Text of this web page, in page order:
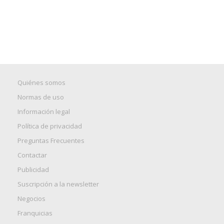
Quiénes somos
Normas de uso
Información legal
Política de privacidad
Preguntas Frecuentes
Contactar
Publicidad
Suscripción a la newsletter
Negocios
Franquicias